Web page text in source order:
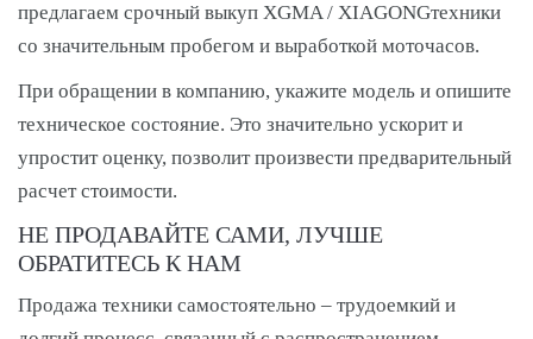
предлагаем срочный выкуп XGMA / XIAGONGтехники
со значительным пробегом и выработкой моточасов.
При обращении в компанию, укажите модель и опишите
техническое состояние. Это значительно ускорит и
упростит оценку, позволит произвести предварительный
расчет стоимости.
НЕ ПРОДАВАЙТЕ САМИ, ЛУЧШЕ
ОБРАТИТЕСЬ К НАМ
Продажа техники самостоятельно – трудоемкий и